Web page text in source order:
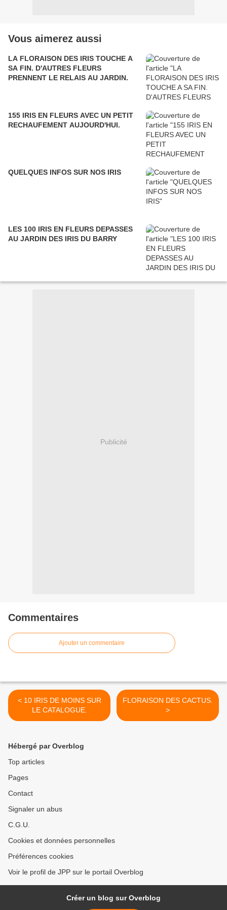
Vous aimerez aussi
LA FLORAISON DES IRIS TOUCHE A
SA FIN. D'AUTRES FLEURS
PRENNENT LE RELAIS AU JARDIN.
155 IRIS EN FLEURS AVEC UN PETIT
RECHAUFEMENT AUJOURD'HUI.
QUELQUES INFOS SUR NOS IRIS
LES 100 IRIS EN FLEURS DEPASSES
AU JARDIN DES IRIS DU BARRY
Publicité
Commentaires
Ajouter un commentaire
< 10 IRIS DE MOINS SUR
LE CATALOGUE.
FLORAISON DES CACTUS.
>
Hébergé par Overblog
Top articles
Pages
Contact
Signaler un abus
C.G.U.
Cookies et données personnelles
Préférences cookies
Voir le profil de JPP sur le portail Overblog
Créer un blog sur Overblog